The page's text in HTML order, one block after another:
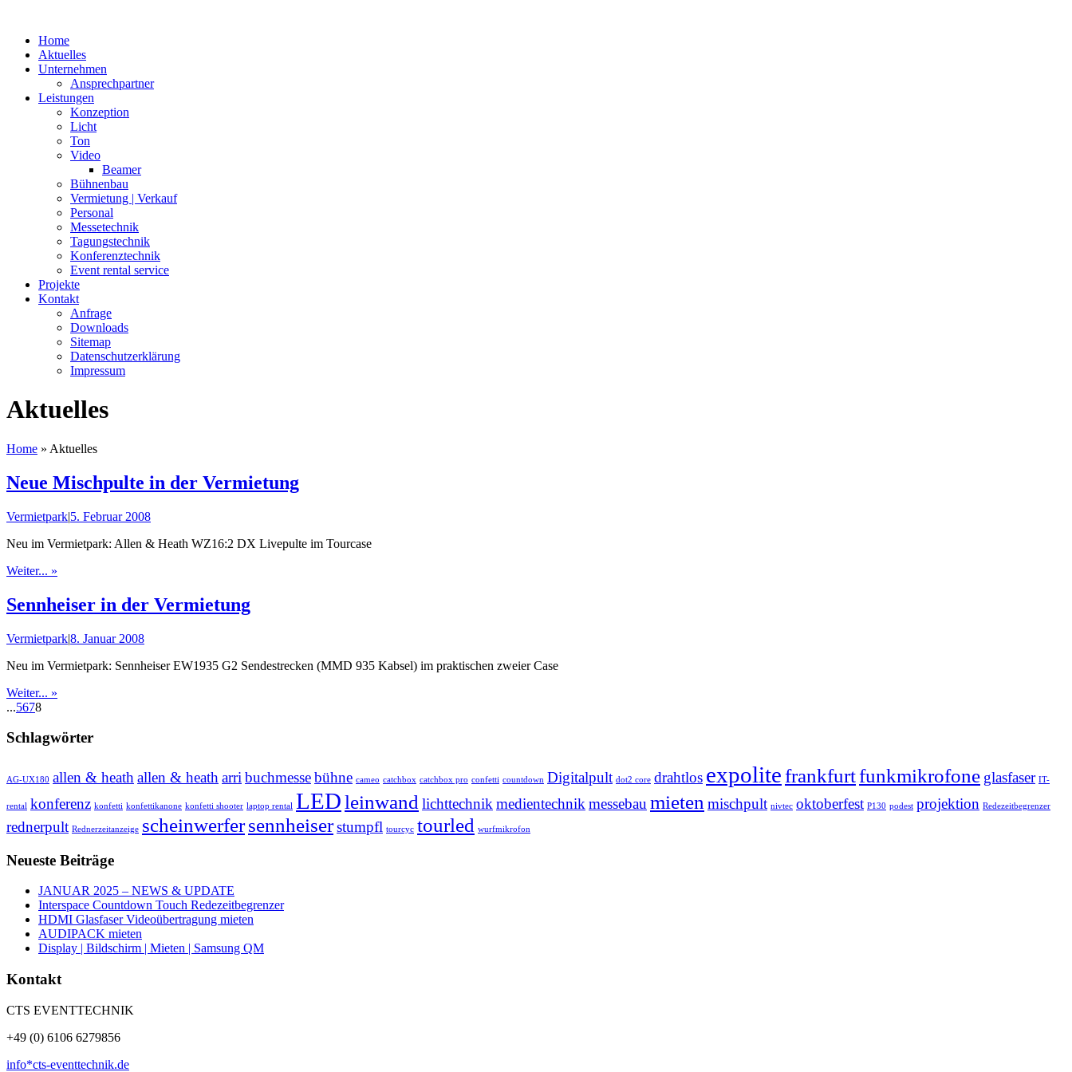
Home
Aktuelles
Unternehmen
Ansprechpartner
Leistungen
Konzeption
Licht
Ton
Video
Beamer
Bühnenbau
Vermietung | Verkauf
Personal
Messetechnik
Tagungstechnik
Konferenztechnik
Event rental service
Projekte
Kontakt
Anfrage
Downloads
Sitemap
Datenschutzerklärung
Impressum
Aktuelles
Home » Aktuelles
Neue Mischpulte in der Vermietung
Vermietpark|5. Februar 2008
Neu im Vermietpark: Allen & Heath WZ16:2 DX Livepulte im Tourcase
Weiter... »
Sennheiser in der Vermietung
Vermietpark|8. Januar 2008
Neu im Vermietpark: Sennheiser EW1935 G2 Sendestrecken (MMD 935 Kabsel) im praktischen zweier Case
Weiter... »
...5678
Schlagwörter
AG-UX180 allen & heath allen & heath arri buchmessebühne cameo catchbox catchbox pro confetti countdown Digitalpult dot2 core drahtlos expolitefrankfurtfunkmikrofone glasfaser IT-
rental konferenz konfetti konfettikanone konfetti shooter laptop rental LEDleinwand lichttechnik medientechnik messebau mieten mischpult nivtec oktoberfest P130 podest projektion Redezeitbegrenzer
rednerpult Rednerzeitanzeige scheinwerfersennheiserstumpfl tourcyc tourled wurfmikrofon
Neueste Beiträge
JANUAR 2025 – NEWS & UPDATE
Interspace Countdown Touch Redezeitbegrenzer
HDMI Glasfaser Videoübertragung mieten
AUDIPACK mieten
Display | Bildschirm | Mieten | Samsung QM
Kontakt
CTS EVENTTECHNIK
+49 (0) 6106 6279856
info*cts-eventtechnik.de